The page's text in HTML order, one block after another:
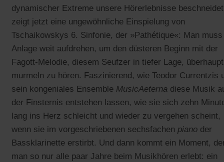
dynamischer Extreme unsere Hörerlebnisse
zeigt jetzt eine ungewöhnliche Einspielung von
Tschaikowskys 6. Sinfonie, der »Pathétique«: Man
Anlage weit aufdrehen, um den düsteren Beginn mit der
Fagott-Melodie, diesem Seufzer in tiefer Lage, überhaupt
murmeln zu hören. Faszinierend, wie Teodor Currentzis
sein kongeniales Ensemble MusicAeterna diese Musik
der Finsternis entstehen lassen, wie sie sich zehn
lang ins Herz schleicht und wieder zu vergehen scheint,
wenn sie im vorgeschriebenen sechsfachen piano der
Bassklarinette erstirbt. Und dann kommt ein Moment,
man so nur alle paar Jahre beim Musikhören erlebt: ein